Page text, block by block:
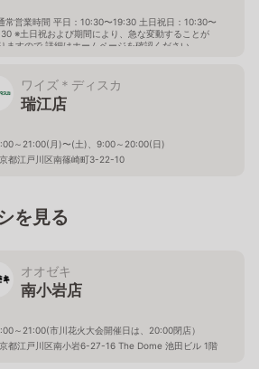
常営業時間 平日：10:30〜19:30 土日祝日：10:30〜
※土日祝および期間により、急な変動することが
ますので 詳細はホームページを確認ください
ワイズ＊ディスカ
瑞江店
～21:00(月)〜(土)、9:00～20:00(日)
都江戸川区南篠崎町3-22-10
を見る
オオゼキ
南小岩店
～21:00(市川花火大会開催日は、20:00閉店）
都江戸川区南小岩6-27-16 The Dome 池田ビル 1階